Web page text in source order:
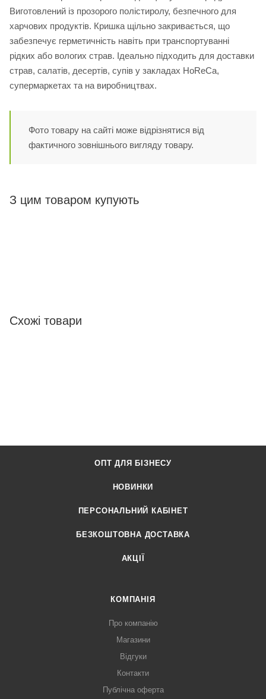
Виготовлений із прозорого полістиролу, безпечного для
харчових продуктів. Кришка щільно закривається, що
забезпечує герметичність навіть при транспортуванні
рідких або вологих страв. Ідеально підходить для доставки
страв, салатів, десертів, супів у закладах HoReCa,
супермаркетах та на виробництвах.
Фото товару на сайті може відрізнятися від
фактичного зовнішнього вигляду товару.
З цим товаром купують
Схожі товари
ОПТ ДЛЯ БІЗНЕСУ
НОВИНКИ
ПЕРСОНАЛЬНИЙ КАБІНЕТ
БЕЗКОШТОВНА ДОСТАВКА
АКЦІЇ
КОМПАНІЯ
Про компанію
Магазини
Відгуки
Контакти
Публічна оферта